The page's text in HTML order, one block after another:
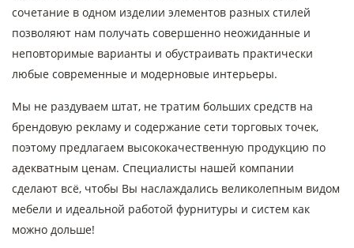
сочетание в одном изделии элементов разных стилей
позволяют нам получать совершенно неожиданные и
неповторимые варианты и обустраивать практически
любые современные и модерновые интерьеры.
Мы не раздуваем штат, не тратим больших средств на
брендовую рекламу и содержание сети торговых точек,
поэтому предлагаем высококачественную продукцию по
адекватным ценам. Специалисты нашей компании
сделают всё, чтобы Вы наслаждались великолепным видом
мебели и идеальной работой фурнитуры и систем как
можно дольше!